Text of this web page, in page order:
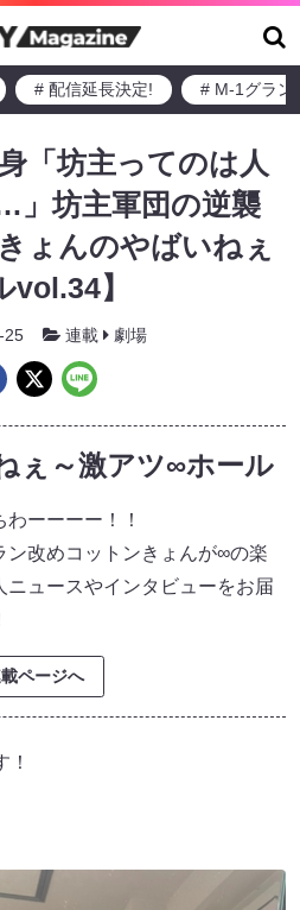
# 配信延長決定! # M-1グラン
「坊主ってのは人
」坊主軍団の逆襲
ょんのやばいねぇ
】
25 連載 劇場
ぇ～激アツ∞ホール
わーーーー！！
ン改めコットンきょんが∞の楽
ニュースやインタビューをお届
ページへ